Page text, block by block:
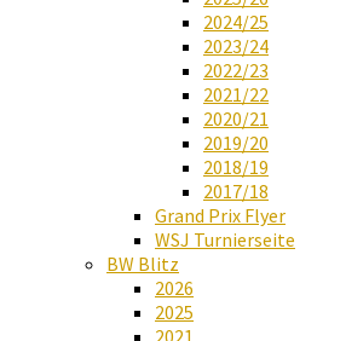
2024/25
2023/24
2022/23
2021/22
2020/21
2019/20
2018/19
2017/18
Grand Prix Flyer
WSJ Turnierseite
BW Blitz
2026
2025
2021